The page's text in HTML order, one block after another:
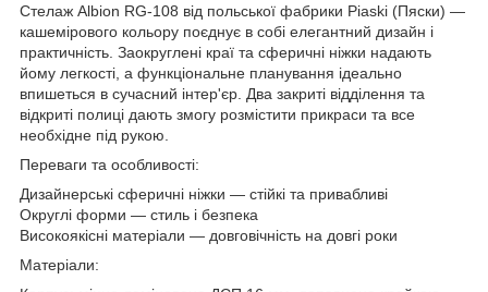
Стелаж Albion RG-108 від польської фабрики Piaski (Пяски) —
кашемірового кольору поєднує в собі елегантний дизайн і
практичність. Заокруглені краї та сферичні ніжки надають
йому легкості, а функціональне планування ідеально
впишеться в сучасний інтер'єр. Два закриті відділення та
відкриті полиці дають змогу розмістити прикраси та все
необхідне під рукою.
Переваги та особливості:
Дизайнерські сферичні ніжки — стійкі та привабливі
Округлі форми — стиль і безпека
Високоякісні матеріали — довговічність на довгі роки
Матеріали: